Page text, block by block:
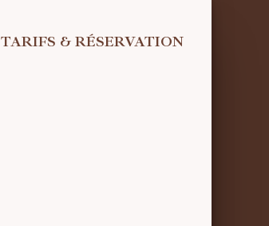
TARIFS & RÉSERVATION